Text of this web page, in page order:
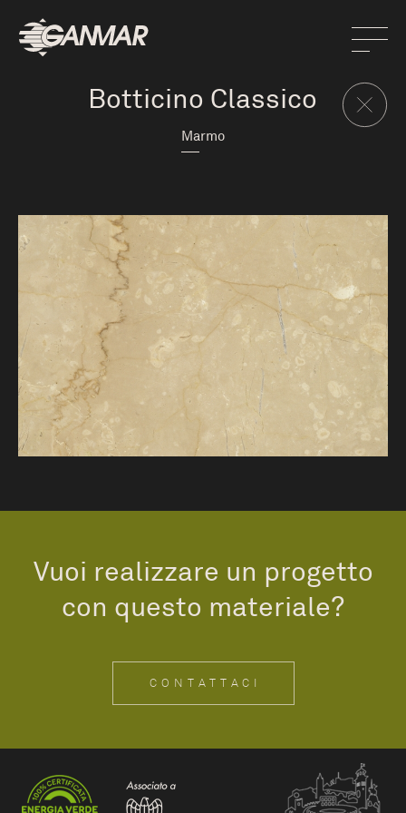
Botticino Classico
Marmo
Vuoi realizzare un progetto
con questo materiale?
CONTATTACI